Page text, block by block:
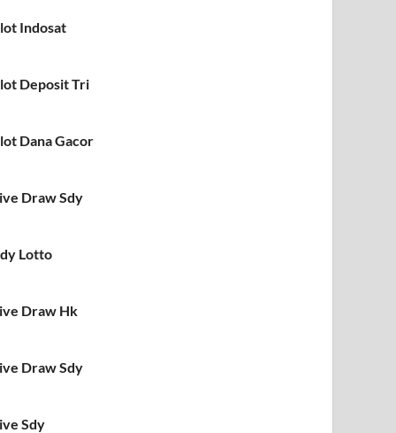
Indosat
Deposit Tri
Dana Gacor
Draw Sdy
Lotto
Draw Hk
Draw Sdy
Sdy